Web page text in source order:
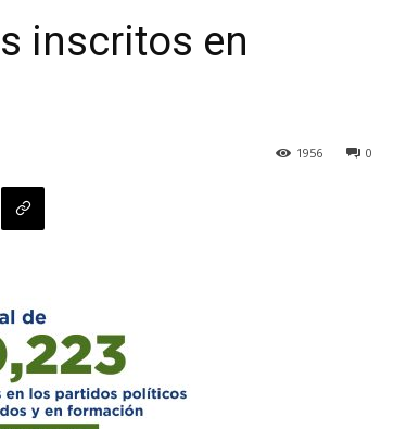
Digital
inscritos en
0
1956